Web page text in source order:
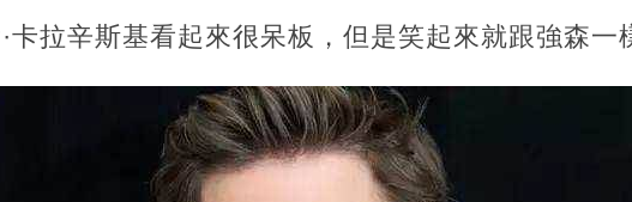
卡拉辛斯基看起來很呆板，但是笑起來就跟強森一